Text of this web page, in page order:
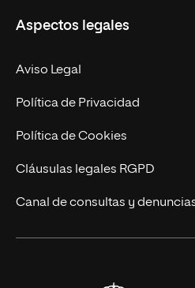
Empresa
MBA
Marketing y Comunicación
Ingeniería
Diseño
Ciencias de la Salud
Nuestro Equipo
Contacto
Aspectos legales
Aviso Legal
Política de Privacidad
Política de Cookies
Cláusulas legales RGPD
Canal de consultas y